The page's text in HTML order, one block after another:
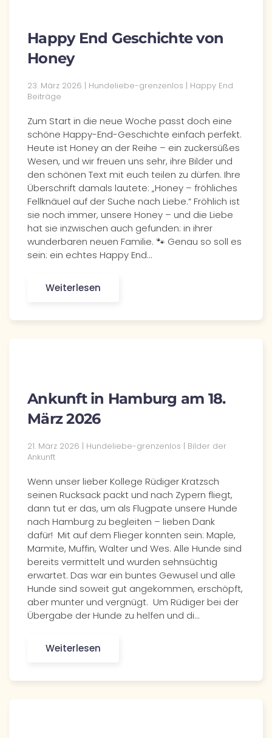
Happy End Geschichte von
Honey
23. März 2026 | Hundeliebe-grenzenlos | Happy End
Beiträge
Zum Start in die neue Woche passt doch eine
schöne Happy-End-Geschichte einfach perfekt.
Heute ist Honey an der Reihe – ein zuckersüßes
Wesen, und wir freuen uns sehr, ihre Bilder und
den schönen Text mit euch teilen zu dürfen. Ihre
Überschrift damals lautete: „Honey – fröhliches
Fellknäuel auf der Suche nach Liebe.“ Fröhlich ist
sie noch immer, unsere Honey – und die Liebe
hat sie inzwischen auch gefunden: in ihrer
wunderbaren neuen Familie. 🐾 Genau so soll es
sein: ein echtes Happy End…
Weiterlesen
Ankunft in Hamburg am 18.
März 2026
21. März 2026 | Hundeliebe-grenzenlos | Bilder der
Ankunft
Wenn unser lieber Kollege Rüdiger Kratzsch
seinen Rucksack packt und nach Zypern fliegt,
dann tut er das, um als Flugpate unsere Hunde
nach Hamburg zu begleiten – lieben Dank
dafür! Mit auf dem Flieger konnten sein: Maple,
Marmite, Muffin, Walter und Wes. Alle Hunde sind
bereits vermittelt und wurden sehnsüchtig
erwartet. Das war ein buntes Gewusel und alle
Hunde sind soweit gut angekommen, erschöpft,
aber munter und vergnügt. Um Rüdiger bei der
Übergabe der Hunde zu helfen und di…
Weiterlesen